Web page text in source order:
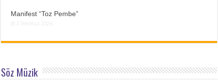
Manifest “Toz Pembe”
Söz Müzik